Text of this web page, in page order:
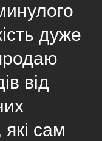
дуже
від
сам